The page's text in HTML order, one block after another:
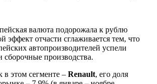
валюта подорожала к рублю
эффект отчасти сглаживается тем, что
автопроизводителей успели
сборочные производства.
этом сегменте – Renault, его доля